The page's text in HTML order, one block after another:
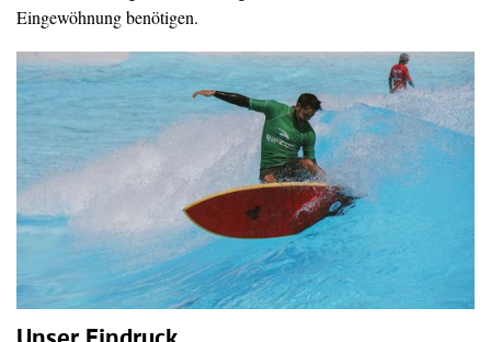
Eingewöhnung benötigen.